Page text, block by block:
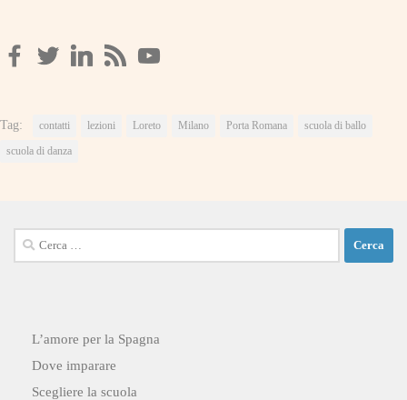
Tag: contatti lezioni Loreto Milano Porta Romana
scuola di ballo
scuola di danza
Ricerca
per:
L’amore per la Spagna
Dove imparare
Scegliere la scuola